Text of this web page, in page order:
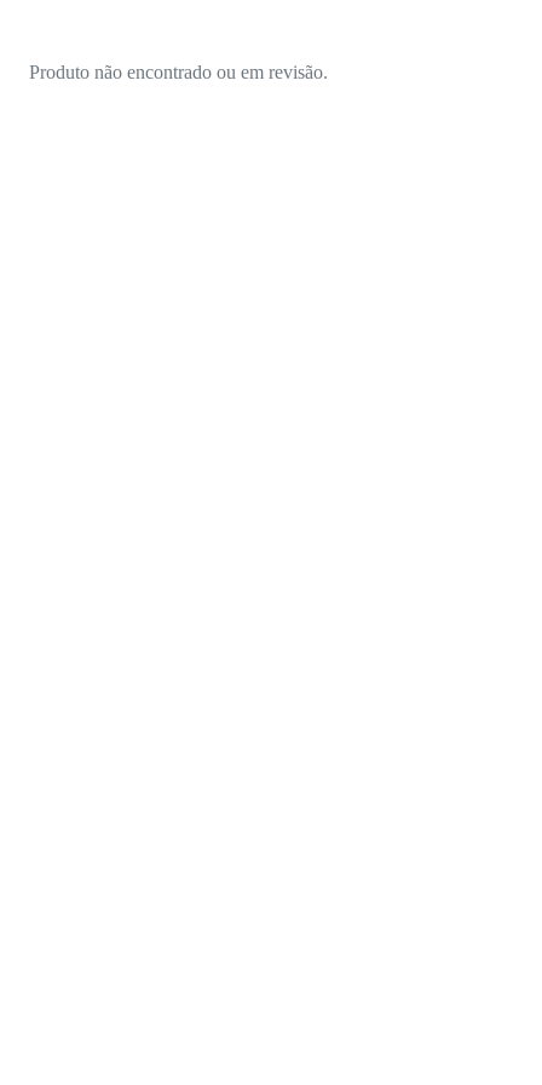
Produto não encontrado ou em revisão.